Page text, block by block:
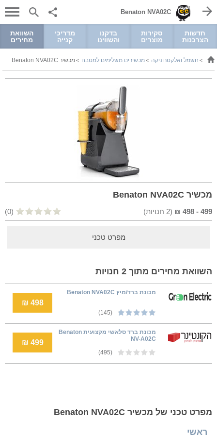
Benaton NVA02C
חדשות
הצרכנות
סקירות
מוצרים
בדקנו
והשווינו
מדריכי
קנייה
השוואת
מחירים
> חשמל ואלקטרוניקה >מכשירים משלימים למטבח >מכשיר Benaton NVA02C
מכשיר Benaton NVA02C
499
-
498
₪
(
2 חנויות) (0)
מפרט טכני
השוואת מחירים מתוך 2 חנויות
‏מכונת ברד/מיץ Benaton NVA02C
(145)
498 ₪
מכונת ברד סלאשי מקצועית Benaton
NV-A02C
(495)
499 ₪
מפרט טכני של מכשיר Benaton NVA02C
ראשי